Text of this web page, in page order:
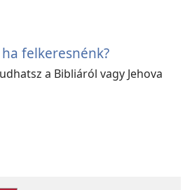
felkeresnénk?
a Bibliáról vagy Jehova